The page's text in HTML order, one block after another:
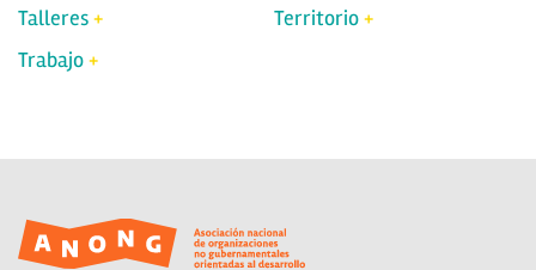
Talleres
Territorio
Trabajo